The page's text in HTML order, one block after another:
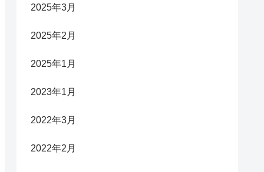
2025年3月
2025年2月
2025年1月
2023年1月
2022年3月
2022年2月